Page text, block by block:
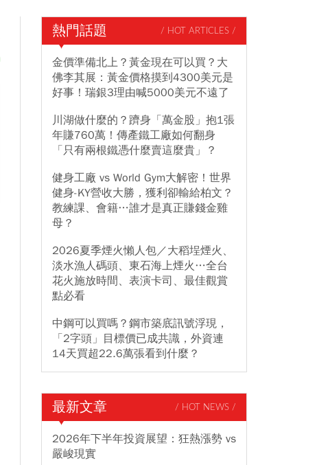
熱門話題 / HOT ARTICLES /
金價準備北上？黃金現在可以買？大
佛李其展：黃金價格摸到4300美元是
好事！瑞銀3理由喊5000美元不遠了
川湖做什麼的？躋身「萬金股」抱1張
年賺760萬！傳產鐵工廠如何翻身
「只有兩根鐵憑什麼賣這麼貴」？
健身工廠 vs World Gym大解密！世界
健身-KY營收大勝，獲利卻輸給柏文？
教練課、會籍…誰才是真正賺錢金雞
母？
2026夏季煙火懶人包／大稻埕煙火、
淡水漁人碼頭、東石海上煙火…全台
花火施放時間、表演卡司、最佳觀賞
點必看
中鋼可以買嗎？鋼市築底訊號浮現，
「2字頭」目標價已成共識，外資連
14天買超22.6萬張看到什麼？
最新文章 / HOT NEWS /
2026年下半年投資展望：狂熱漲勢 vs
嚴峻現實